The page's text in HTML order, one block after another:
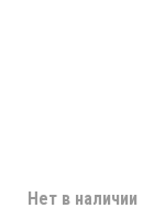
Нет в наличии